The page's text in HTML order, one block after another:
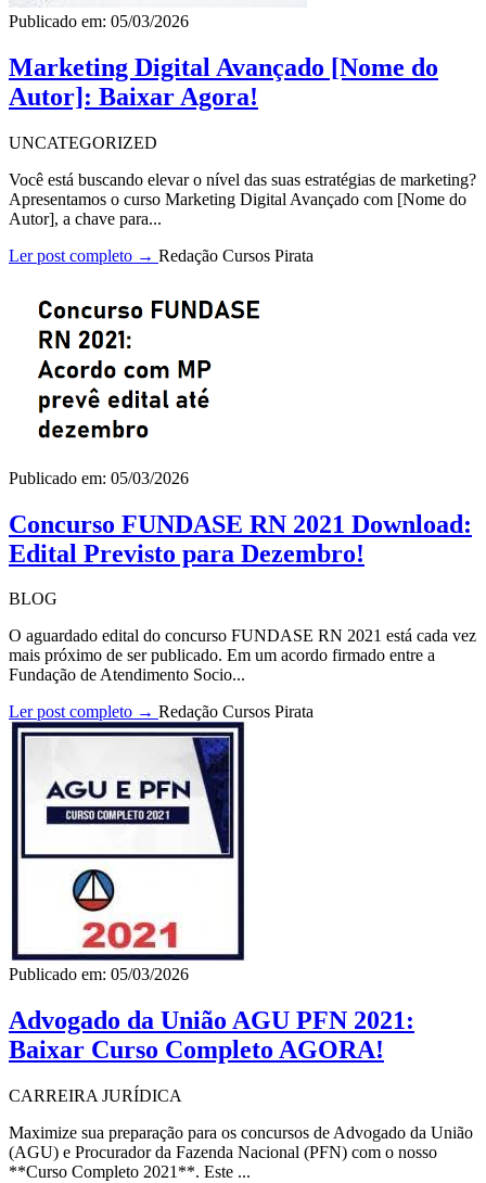
Publicado em: 05/03/2026
Marketing Digital Avançado [Nome do
Autor]: Baixar Agora!
UNCATEGORIZED
Você está buscando elevar o nível das suas estratégias de marketing?
Apresentamos o curso Marketing Digital Avançado com [Nome do
Autor], a chave para...
Ler post completo → Redação Cursos Pirata
Publicado em: 05/03/2026
Concurso FUNDASE RN 2021 Download:
Edital Previsto para Dezembro!
BLOG
O aguardado edital do concurso FUNDASE RN 2021 está cada vez
mais próximo de ser publicado. Em um acordo firmado entre a
Fundação de Atendimento Socio...
Ler post completo → Redação Cursos Pirata
Publicado em: 05/03/2026
Advogado da União AGU PFN 2021:
Baixar Curso Completo AGORA!
CARREIRA JURÍDICA
Maximize sua preparação para os concursos de Advogado da União
(AGU) e Procurador da Fazenda Nacional (PFN) com o nosso
**Curso Completo 2021**. Este ...